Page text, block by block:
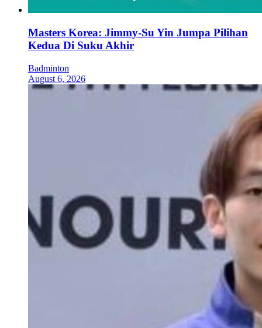
Masters Korea: Jimmy-Su Yin Jumpa Pilihan
Kedua Di Suku Akhir
Badminton
August 6, 2026